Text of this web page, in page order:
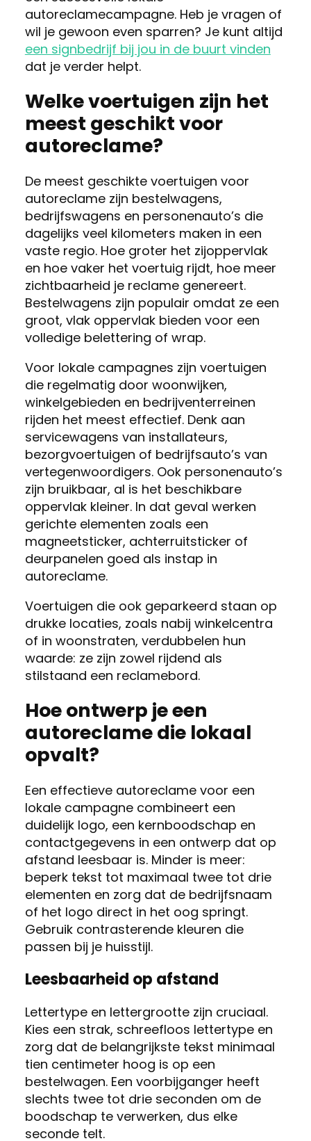
autoreclamecampagne. Heb je vragen of
wil je gewoon even sparren? Je kunt altijd
een signbedrijf bij jou in de buurt vinden
dat je verder helpt.
Welke voertuigen zijn het
meest geschikt voor
autoreclame?
De meest geschikte voertuigen voor
autoreclame zijn bestelwagens,
bedrijfswagens en personenauto’s die
dagelijks veel kilometers maken in een
vaste regio. Hoe groter het zijoppervlak
en hoe vaker het voertuig rijdt, hoe meer
zichtbaarheid je reclame genereert.
Bestelwagens zijn populair omdat ze een
groot, vlak oppervlak bieden voor een
volledige belettering of wrap.
Voor lokale campagnes zijn voertuigen
die regelmatig door woonwijken,
winkelgebieden en bedrijventerreinen
rijden het meest effectief. Denk aan
servicewagens van installateurs,
bezorgvoertuigen of bedrijfsauto’s van
vertegenwoordigers. Ook personenauto’s
zijn bruikbaar, al is het beschikbare
oppervlak kleiner. In dat geval werken
gerichte elementen zoals een
magneetsticker, achterruitsticker of
deurpanelen goed als instap in
autoreclame.
Voertuigen die ook geparkeerd staan op
drukke locaties, zoals nabij winkelcentra
of in woonstraten, verdubbelen hun
waarde: ze zijn zowel rijdend als
stilstaand een reclamebord.
Hoe ontwerp je een
autoreclame die lokaal
opvalt?
Een effectieve autoreclame voor een
lokale campagne combineert een
duidelijk logo, een kernboodschap en
contactgegevens in een ontwerp dat op
afstand leesbaar is. Minder is meer:
beperk tekst tot maximaal twee tot drie
elementen en zorg dat de bedrijfsnaam
of het logo direct in het oog springt.
Gebruik contrasterende kleuren die
passen bij je huisstijl.
Leesbaarheid op afstand
Lettertype en lettergrootte zijn cruciaal.
Kies een strak, schreefloos lettertype en
zorg dat de belangrijkste tekst minimaal
tien centimeter hoog is op een
bestelwagen. Een voorbijganger heeft
slechts twee tot drie seconden om de
boodschap te verwerken, dus elke
seconde telt.